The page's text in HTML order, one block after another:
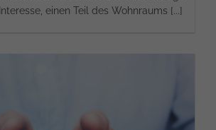
einen Teil des Wohnraums [...]